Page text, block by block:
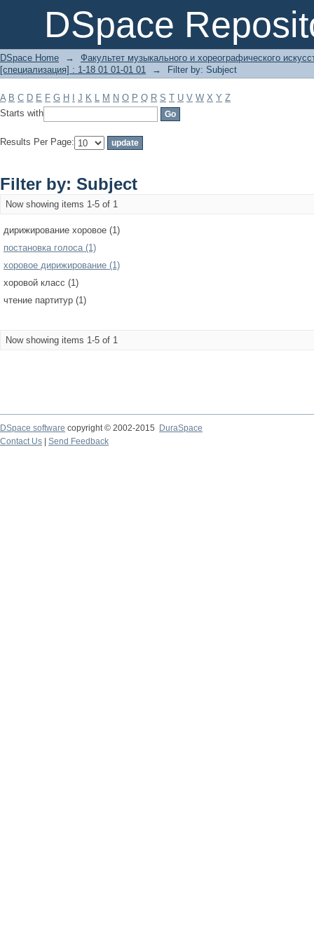
DSpace
Filter by: Subject
DSpace Home →
Факультет музыкального и хореографического
[специализация] : 1-18 01 01-01 01
→ Filter by: Subject
A B C D E F G H J K L M N O P Q R S T U V W X Y Z
Starts with
Results Per Page:
Filter by: Subject
Now showing items 1-5 of 1
дирижирование хоровое (1)
постановка голоса (1)
хоровое дирижирование (1)
хоровой класс (1)
чтение партитур (1)
Now showing items 1-5 of 1
DSpace software copyright © 2002-2015
DuraSpace
Contact Us
Send Feedback